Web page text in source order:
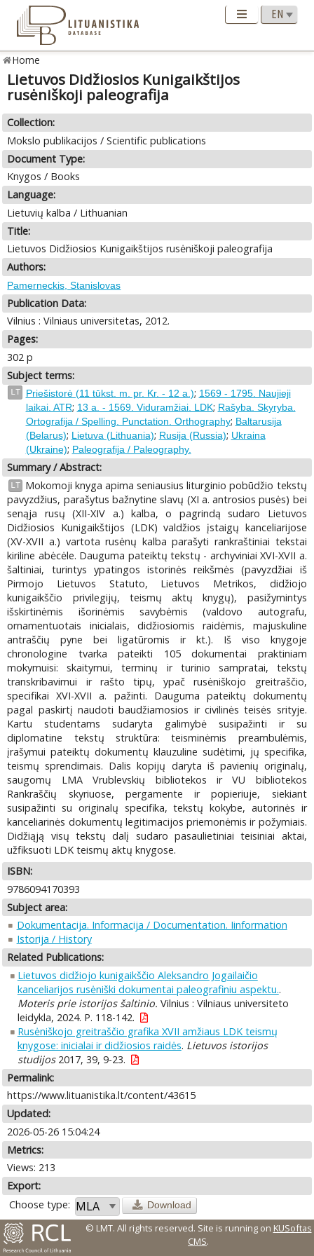
Home
Lietuvos Didžiosios Kunigaikštijos
rusėniškoji paleografija
Collection:
Mokslo publikacijos / Scientific publications
Document Type:
Knygos / Books
Language:
Lietuvių kalba / Lithuanian
Title:
Lietuvos Didžiosios Kunigaikštijos rusėniškoji paleografija
Authors:
Pamerneckis, Stanislovas
Publication Data:
Vilnius : Vilniaus universitetas, 2012.
Pages:
302 p
Subject terms:
LT Priešistorė (11 tūkst. m. pr. Kr. - 12 a.); 1569 - 1795. Naujieji
laikai. ATR; 13 a. - 1569. Viduramžiai. LDK; Rašyba. Skyryba.
Ortografija / Spelling. Punctation. Orthography; Baltarusija
(Belarus); Lietuva (Lithuania); Rusija (Russia); Ukraina
(Ukraine); Paleografija / Paleography.
Summary / Abstract:
LT
Mokomoji knyga apima seniausius liturginio pobūdžio tekstų
pavyzdžius, parašytus bažnytine slavų (XI a. antrosios pusės) bei
senąja rusų (XII-XIV a.) kalba, o pagrindą sudaro Lietuvos
Didžiosios Kunigaikštijos (LDK) valdžios įstaigų kanceliarijose
(XV-XVII a.) vartota rusėnų kalba parašyti rankraštiniai tekstai
kiriline abėcėle. Dauguma pateiktų tekstų - archyviniai XVI-XVII a.
šaltiniai, turintys ypatingos istorinės reikšmės (pavyzdžiai iš
Pirmojo Lietuvos Statuto, Lietuvos Metrikos, didžiojo
kunigaikščio privilegijų, teismų aktų knygų), pasižymintys
išskirtinėmis išorinėmis savybėmis (valdovo autografu,
ornamentuotais inicialais, didžiosiomis raidėmis, majuskuline
antraščių pyne bei ligatūromis ir kt.). Iš viso knygoje
chronologine tvarka pateikti 105 dokumentai praktiniam
mokymuisi: skaitymui, terminų ir turinio sampratai, tekstų
transkribavimui ir rašto tipų, ypač rusėniškojo greitraščio,
specifikai XVI-XVII a. pažinti. Dauguma pateiktų dokumentų
pagal paskirtį naudoti baudžiamosios ir civilinės teisės srityje.
Kartu studentams sudaryta galimybė susipažinti ir su
diplomatine tekstų struktūra: teisminėmis preambulėmis,
įrašymui pateiktų dokumentų klauzuline sudėtimi, jų specifika,
teismų sprendimais. Dalis kopijų daryta iš pavienių originalų,
saugomų LMA Vrublevskių bibliotekos ir VU bibliotekos
Rankraščių skyriuose, pergamente ir popieriuje, siekiant
susipažinti su originalų specifika, tekstų kokybe, autorinės ir
kanceliarinės dokumentų legitimacijos priemonėmis ir požymiais.
Didžiąją visų tekstų dalį sudaro pasaulietiniai teisiniai aktai,
užfiksuoti LDK teismų aktų knygose.
ISBN:
9786094170393
Subject area:
Dokumentacija. Informacija / Documentation. Iinformation
Istorija / History
Related Publications:
Lietuvos didžiojo kunigaikščio Aleksandro Jogailaičio
kanceliarijos rusėniški dokumentai paleografiniu aspektu..
Moteris prie istorijos šaltinio. Vilnius : Vilniaus universiteto
leidykla, 2024. P. 118-142.
Rusėniškojo greitraščio grafika XVII amžiaus LDK teismų
knygose: inicialai ir didžiosios raidės. Lietuvos istorijos
studijos2017, 39, 9-23.
Permalink:
https://www.lituanistika.lt/content/43615
Updated:
2026-05-26 15:04:24
Metrics:
Views: 213
Export:
Choose type:
Download
© LMT. All rights reserved. Site is running on KUSoftas
CMS.